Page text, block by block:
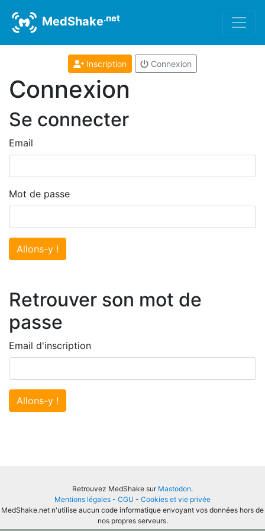
MedShake.net
Inscription Connexion
Connexion
Se connecter
Email
Mot de passe
Allons-y !
Retrouver son mot de
passe
Email d'inscription
Allons-y !
Retrouvez MedShake sur Mastodon.
Mentions légales - CGU - Cookies et vie privée
MedShake.net n'utilise aucun code informatique envoyant vos données hors de
nos propres serveurs.